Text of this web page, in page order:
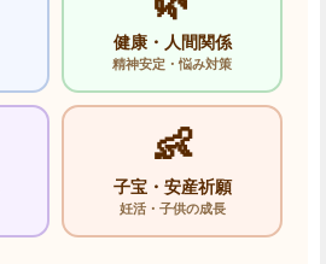
健康・人間関係
精神安定・悩み対策
👶
子宝・安産祈願
妊活・子供の成長